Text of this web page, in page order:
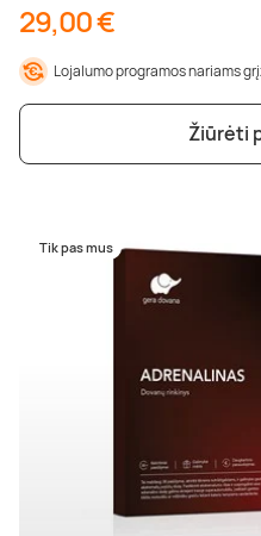
29,00 €
Lojalumo programos nariams
Žiūrėti
Tik pas mus